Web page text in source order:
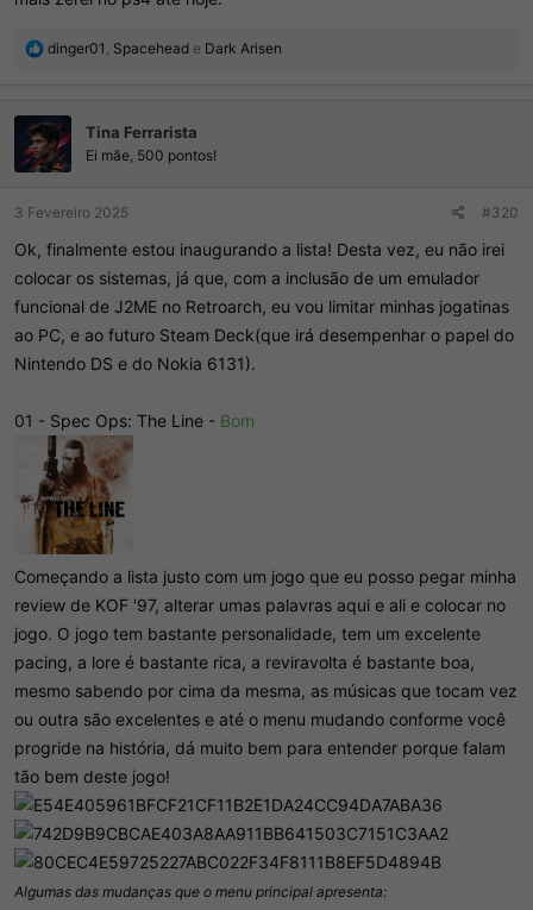
Sobre o Legacy of Darkness eu indiquei ele uma vez pro retrojogo
mas ele nunca me pareceu ser tão ruim como dizem e as críticas
não tive paciência pra aprendê-los por isso não gostei"
R
ç
e
s
dinger01 , Spacehead e Dark Arisen
Tina Ferrarista
Ei mãe, 500 pontos!
3 Fevereiro 2025 #320
Ok, finalmente estou inaugurando a lista! Desta vez, eu não irei
colocar os sistemas, já que, com a inclusão de um emulador
funcional de J2ME no Retroarch, eu vou limitar minhas jogatinas
ao PC, e ao futuro Steam Deck(que irá desempenhar o papel do
Nintendo DS e do Nokia 6131).
01 - Spec Ops: The Line - Bom
Começando a lista justo com um jogo que eu posso pegar minha
review de KOF '97, alterar umas palavras aqui e ali e colocar no
jogo. O jogo tem bastante personalidade, tem um excelente
pacing, a lore é bastante rica, a reviravolta é bastante boa,
mesmo sabendo por cima da mesma, as músicas que tocam vez
ou outra são excelentes e até o menu mudando conforme você
progride na história, dá muito bem para entender porque falam
tão bem deste jogo!
Algumas das mudanças que o menu principal apresenta: